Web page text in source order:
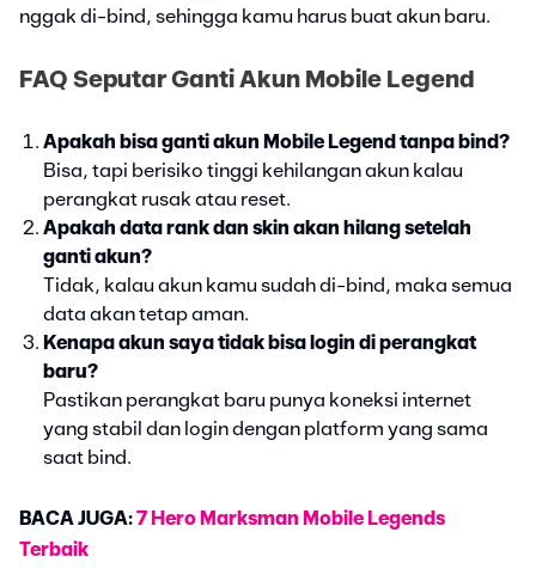
nggak di-bind, sehingga kamu harus buat akun baru.
FAQ Seputar Ganti Akun Mobile Legend
Apakah bisa ganti akun Mobile Legend tanpa bind?
Bisa, tapi berisiko tinggi kehilangan akun kalau
perangkat rusak atau reset.
Apakah data rank dan skin akan hilang setelah
ganti akun?
Tidak, kalau akun kamu sudah di-bind, maka semua
data akan tetap aman.
Kenapa akun saya tidak bisa login di perangkat
baru?
Pastikan perangkat baru punya koneksi internet
yang stabil dan login dengan platform yang sama
saat bind.
BACA JUGA:7 Hero Marksman Mobile Legends
Terbaik